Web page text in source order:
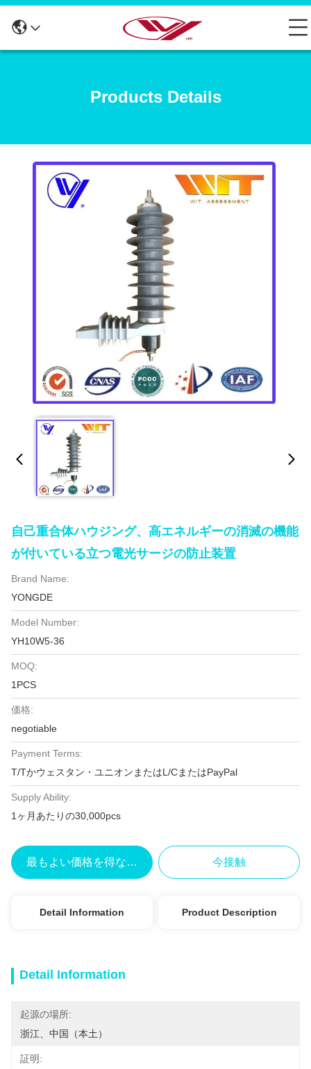
Products Details
自己重合体ハウジング、高エネルギーの消滅の機能
が付いている立つ電光サージの防止装置
Brand Name:
YONGDE
Model Number:
YH10W5-36
MOQ:
1PCS
価格:
negotiable
Payment Terms:
T/Tかウェスタン・ユニオンまたはL/CまたはPayPal
Supply Ability:
1ヶ月あたりの30,000pcs
最もよい価格を得なさい 今接触
Detail Information Product Description
Detail Information
起源の場所:
浙江、中国（本土）
証明: